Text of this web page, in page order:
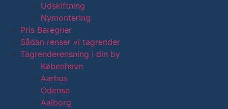
Udskiftning
Nymontering
Pris Beregner
Sådan renser vi tagrender
Tagrenderensning i din by
København
Aarhus
Odense
Aalborg